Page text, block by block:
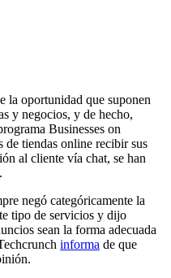
la oportunidad que suponen
y negocios, y de hecho,
Businesses on
de tiendas online recibir sus
al cliente vía chat, se han
negó categóricamente la
tipo de servicios y dijo
sean la forma adecuada
informa de que